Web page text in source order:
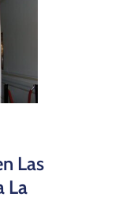
Las
La